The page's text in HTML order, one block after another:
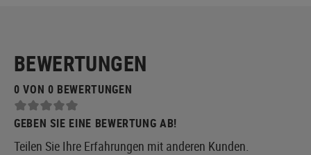
BEWERTUNGEN
0 VON 0 BEWERTUNGEN
GEBEN SIE EINE BEWERTUNG AB!
Teilen Sie Ihre Erfahrungen mit anderen Kunden.